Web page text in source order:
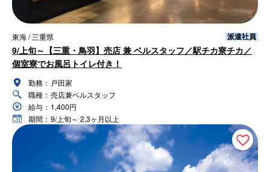
東海 / 三重県 派遣社員
9/上旬～【三重・鳥羽】売店 兼 ベルスタッフ／駅チカ寮チカ／
個室寮でお風呂トイレ付き！
勤務： 戸田家
職種： 売店兼ベルスタッフ
給与： 1,400円
期間： 9/上旬～ 2,3ヶ月以上